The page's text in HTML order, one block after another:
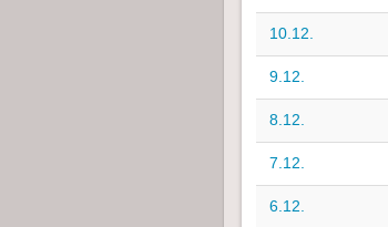
10.12.
9.12.
8.12.
7.12.
6.12.